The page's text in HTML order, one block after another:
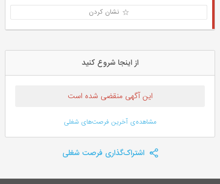
نشان کردن
از اینجا شروع کنید
این آگهی منقضی شده است
مشاهده‌ی آخرین فرصت‌های شغلی
اشتراک‌گذاری فرصت شغلی